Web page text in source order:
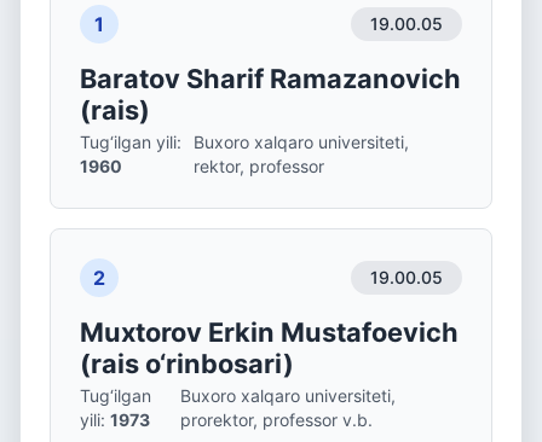
1 19.00.05
Baratov Sharif Ramazanovich
(rais)
Tug‘ilgan yili:
1960
Buxoro xalqaro universiteti,
rektor, professor
2 19.00.05
Muxtorov Erkin Mustafoevich
(rais o‘rinbosari)
Tug‘ilgan
yili: 1973
Buxoro xalqaro universiteti,
prorektor, professor v.b.